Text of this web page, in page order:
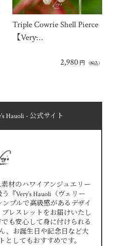
Triple Cowrie Shell Pierce
【Very̵…
2,980 円 （税込）
Hauoli - 公式サイト
材のハワイアンジュエリー
『Very’s Hauoli（ヴェリー
プルで高級感があるデザイ
レスレットをお届けいたし
も安心して身に付けられる
、お誕生日や記念日など大
としてもおすすめです。